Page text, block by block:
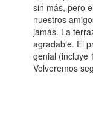
sin más, pero
nuestros
jamás. La
agradable. El
genial (incluye
Volveremos